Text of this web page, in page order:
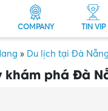
COMPANY TIN VIP
» Du lịch tại Đà Nẵng
khám phá Đà